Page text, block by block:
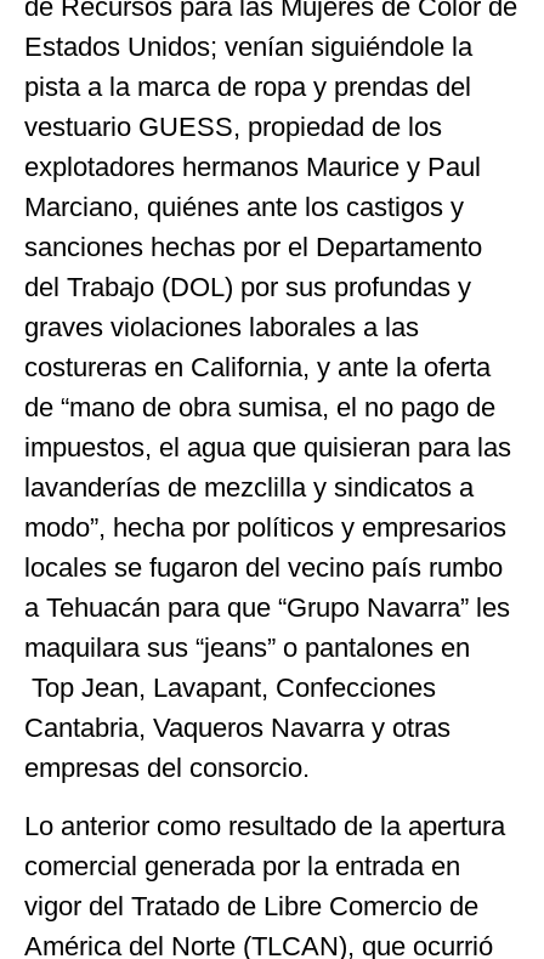
de Recursos para las Mujeres de Color de
Estados Unidos; venían siguiéndole la
pista a la marca de ropa y prendas del
vestuario GUESS, propiedad de los
explotadores hermanos Maurice y Paul
Marciano, quiénes ante los castigos y
sanciones hechas por el Departamento
del Trabajo (DOL) por sus profundas y
graves violaciones laborales a las
costureras en California, y ante la oferta
de “mano de obra sumisa, el no pago de
impuestos, el agua que quisieran para las
lavanderías de mezclilla y sindicatos a
modo”, hecha por políticos y empresarios
locales se fugaron del vecino país rumbo
a Tehuacán para que “Grupo Navarra” les
maquilara sus “jeans” o pantalones en
Top Jean, Lavapant, Confecciones
Cantabria, Vaqueros Navarra y otras
empresas del consorcio.
Lo anterior como resultado de la apertura
comercial generada por la entrada en
vigor del Tratado de Libre Comercio de
América del Norte (TLCAN), que ocurrió